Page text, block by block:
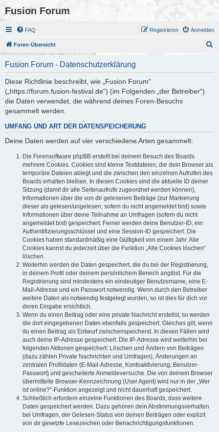
Fusion Forum
FAQ Anmelden
Registrieren
Foren-Übersicht
Fusion Forum - Datenschutzerklärung
Diese Richtlinie beschreibt, wie „Fusion Forum“
(„https://forum.fusion-festival.de“) (im Folgenden „der Betreiber“)
die Daten verwendet, die während deines Foren-Besuchs
gesammelt werden.
UMFANG UND ART DER DATENSPEICHERUNG
Deine Daten werden auf vier verschiedene Arten gesammelt:
Die Forensoftware phpBB erstellt bei deinem Besuch des Boards
mehrere Cookies. Cookies sind kleine Textdateien, die dein Browser als
temporäre Dateien ablegt und die zwischen den einzelnen Aufrufen des
Boards erhalten bleiben. In diesen Cookies sind die aktuelle ID deiner
Sitzung (damit dir alle Seitenaufrufe zugeordnet werden können),
Informationen über die von dir gelesenen Beiträge (zur Markierung
dieser als gelesen/ungelesen; sofern du nicht angemeldet bist) sowie
Informationen über deine Teilnahme an Umfragen (sofern du nicht
angemeldet bist) gespeichert. Ferner werden deine Benutzer-ID, ein
Authentifizierungsschlüssel und eine Session-ID gespeichert. Die
Cookies haben standardmäßig eine Gültigkeit von einem Jahr. Alle
Cookies kannst du jederzeit über die Funktion „Alle Cookies löschen“
löschen.
Weiterhin werden die Daten gespeichert, die du bei der Registrierung,
in deinem Profil oder deinem persönlichem Bereich angibst. Für die
Registrierung sind mindestens ein eindeutiger Benutzername, eine E-
Mail-Adresse und ein Passwort notwendig. Wenn durch den Betreiber
weitere Daten als notwendig festgelegt wurden, so ist dies für dich vor
deren Eingabe ersichtlich.
Wenn du einen Beitrag oder eine private Nachricht erstellst, so werden
die dort eingegebenen Daten ebenfalls gespeichert. Gleiches gilt, wenn
du einen Beitrag als Entwurf zwischenspeicherst. In diesen Fällen wird
auch deine IP-Adresse gespeichert. Die IP-Adresse wird weiterhin bei
folgenden Aktionen gespeichert: Löschen und Ändern von Beiträgen
(dazu zählen Private Nachrichten und Umfragen), Änderungen an
zentralen Profildaten (E-Mail-Adresse, Kontoaktivierung, Benutzer-
Passwort) und gescheiterte Anmeldeversuche. Die von deinem Browser
übermittelte Browser-Kennzeichnung (User Agent) wird nur in der „Wer
ist online?“-Funktion angezeigt und nicht dauerhaft gespeichert.
Schließlich erfordern einzelne Funktionen des Boards, dass weitere
Daten gespeichert werden. Dazu gehören dein Abstimmungsverhalten
bei Umfragen, der Gelesen-Status von deinen Beiträgen oder explizit
von dir gesetzte Lesezeichen oder Benachrichtigungsfunktionen.